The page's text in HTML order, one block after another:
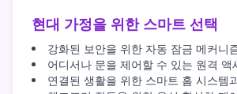
현대 가정을 위한 스마트 선택
강화된 보안을 위한 자동 잠금 메커니
어디서나 문을 제어할 수 있는 원격 액
연결된 생활을 위한 스마트 홈 시스템